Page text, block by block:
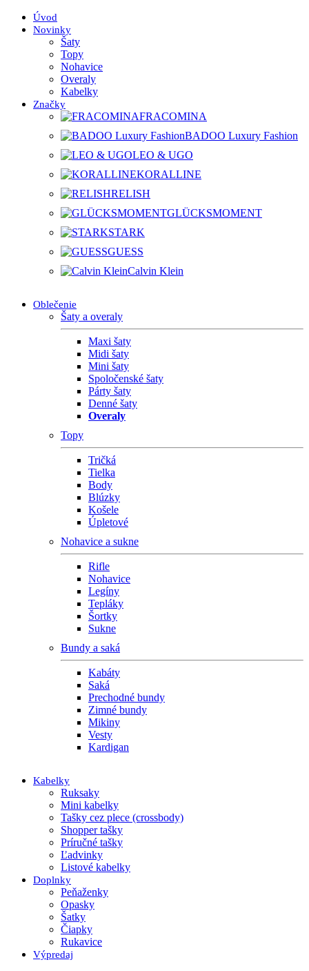
Úvod
Novinky
Šaty
Topy
Nohavice
Overaly
Kabelky
Značky
FRACOMINA
BADOO Luxury Fashion
LEO & UGO
KORALLINE
RELISH
GLÜCKSMOMENT
STARK
GUESS
Calvin Klein
Oblečenie
Šaty a overaly
Maxi šaty
Midi šaty
Mini šaty
Spoločenské šaty
Párty šaty
Denné šaty
Overaly
Topy
Tričká
Tielka
Body
Blúzky
Košele
Úpletové
Nohavice a sukne
Rifle
Nohavice
Legíny
Tepláky
Šortky
Sukne
Bundy a saká
Kabáty
Saká
Prechodné bundy
Zimné bundy
Mikiny
Vesty
Kardigan
Kabelky
Ruksaky
Mini kabelky
Tašky cez plece (crossbody)
Shopper tašky
Príručné tašky
Ľadvinky
Listové kabelky
Doplnky
Peňaženky
Opasky
Šatky
Čiapky
Rukavice
Výpredaj